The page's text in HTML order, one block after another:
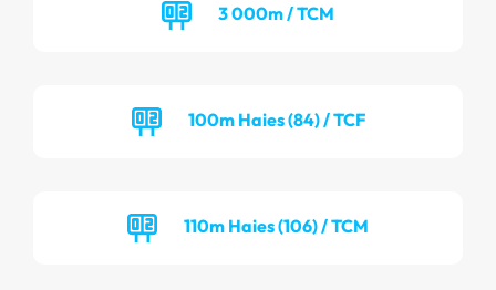
3 000m / TCM
100m Haies (84) / TCF
110m Haies (106) / TCM